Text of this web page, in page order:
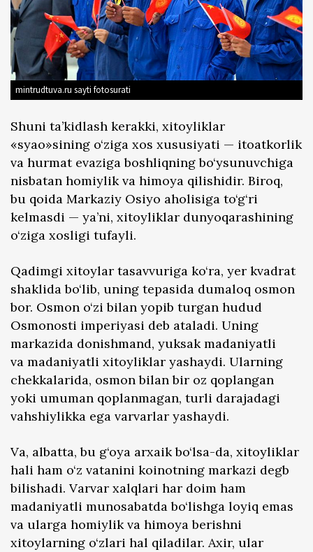
mintrudtuva.ru sayti fotosurati
Shuni ta’kidlash kerakki, xitoyliklar
«syao»sining o‘ziga xos xususiyati — itoatkorlik
va hurmat evaziga boshliqning bo‘ysunuvchiga
nisbatan homiylik va himoya qilishidir. Biroq,
bu qoida Markaziy Osiyo aholisiga to‘g‘ri
kelmasdi — ya’ni, xitoyliklar dunyoqarashining
o‘ziga xosligi tufayli.
Qadimgi xitoylar tasavvuriga ko‘ra, yer kvadrat
shaklida bo‘lib, uning tepasida dumaloq osmon
bor. Osmon o‘zi bilan yopib turgan hudud
Osmonosti imperiyasi deb ataladi. Uning
markazida donishmand, yuksak madaniyatli
va madaniyatli xitoyliklar yashaydi. Ularning
chekkalarida, osmon bilan bir oz qoplangan
yoki umuman qoplanmagan, turli darajadagi
vahshiylikka ega varvarlar yashaydi.
Va, albatta, bu g‘oya arxaik bo‘lsa-da, xitoyliklar
hali ham o‘z vatanini koinotning markazi degb
bilishadi. Varvar xalqlari har doim ham
madaniyatli munosabatda bo‘lishga loyiq emas
va ularga homiylik va himoya berishni
xitoylarning o‘zlari hal qiladilar. Axir, ular